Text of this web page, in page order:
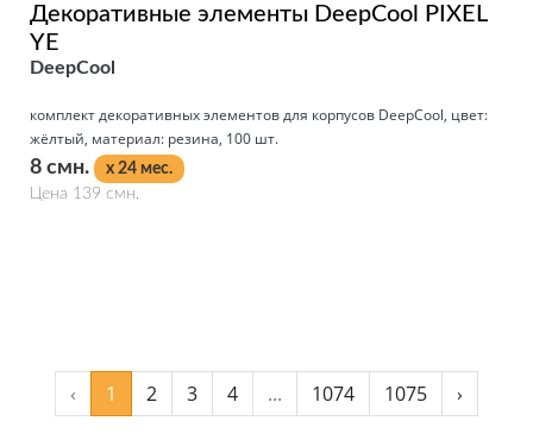
Декоративные элементы DeepCool PIXEL
YE
DeepCool
комплект декоративных элементов для корпусов DeepCool, цвет:
жёлтый, материал: резина, 100 шт.
8 смн.
x 24 мес.
Цена 139 смн.
‹ 1 2 3 4 ... 1074 1075 ›